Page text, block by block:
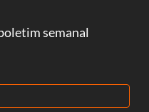
semanal